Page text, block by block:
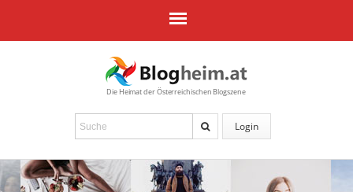
Die Heimat der Österreichischen Blogszene
Login